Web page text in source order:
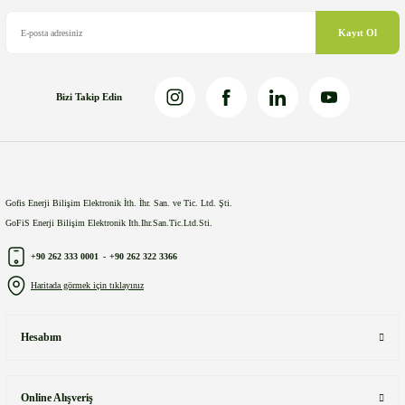
Kayıt Ol
Bizi Takip Edin
Gofis Enerji Bilişim Elektronik İth. İhr. San. ve Tic. Ltd. Şti.
GoFiS Enerji Bilişim Elektronik Ith.Ihr.San.Tic.Ltd.Sti.
+90 262 333 0001 - +90 262 322 3366
Haritada görmek için tıklayınız
Hesabım
Online Alışveriş